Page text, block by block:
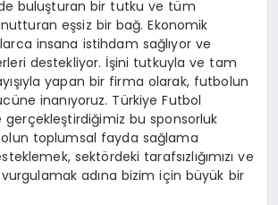
buluşturan bir tutku ve tüm
unutturan eşsiz bir bağ. Ekonomik
insana istihdam sağlıyor ve
destekliyor. İşini tutkuyla ve tam
yapan bir firma olarak, futbolun
inanıyoruz. Türkiye Futbol
gerçekleştirdiğimiz bu sponsorluk
toplumsal fayda sağlama
sektördeki tarafsızlığımızı ve
adına bizim için büyük bir